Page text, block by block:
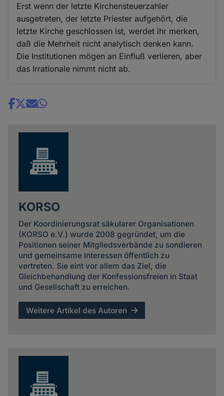
Erst wenn der letzte Kirchensteuerzahler
ausgetreten, der letzte Priester aufgehört, die
letzte Kirche geschlossen ist, werdet ihr merken,
daß die Mehrheit nicht analytisch denken kann.
Die Institutionen mögen an Einfluß verlieren, aber
das Irrationale nimmt nicht ab.
Share
KORSO
Der Koordinierungsrat säkularer Organisationen
(KORSO e.V.) wurde 2008 gegründet, um die
Positionen seiner Mitgliedsverbände zu sondieren
und gemeinsame Interessen öffentlich zu
vertreten. Sie eint vor allem das Ziel, die
Gleichbehandlung der Konfessionsfreien in Staat
und Gesellschaft zu erreichen.
Weitere Artikel des Autoren